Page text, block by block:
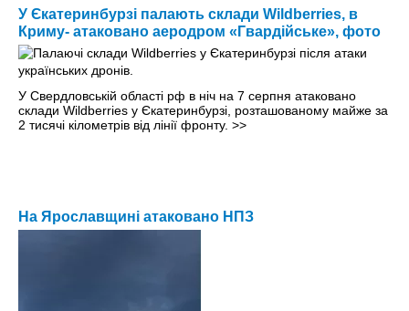
У Єкатеринбурзі палають склади Wildberries, в
Криму- атаковано аеродром «Гвардійське», фото
У Свердловській області рф в ніч на 7 серпня атаковано
склади Wildberries у Єкатеринбурзі, розташованому майже за
2 тисячі кілометрів від лінії фронту. >>
На Ярославщині атаковано НПЗ